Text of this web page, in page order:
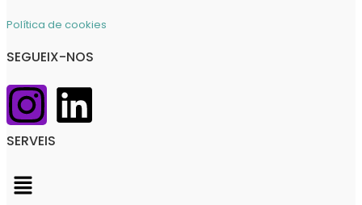
Política de cookies
SEGUEIX-NOS
SERVEIS